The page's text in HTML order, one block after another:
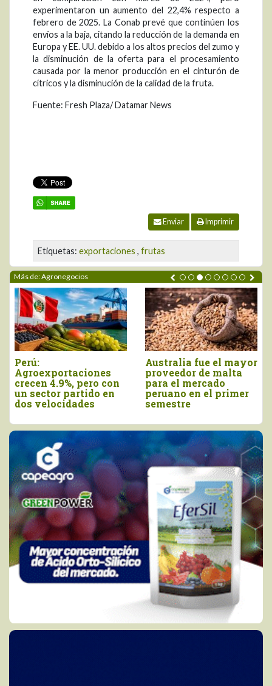
experimentaron un aumento del 22,4% respecto a
febrero de 2025. La Conab prevé que continúen los
envíos a la baja, citando la reducción de la demanda en
Europa y EE. UU. debido a los altos precios del zumo y
la disminución de la oferta para el procesamiento
causada por la menor producción en el cinturón de
cítricos y la disminución de la calidad de la fruta.
Fuente: Fresh Plaza/ Datamar News
Enviar Imprimir
Etiquetas: exportaciones , frutas
Más de: Agronegocios
4.9%, pero con
sector partido en
velocidades
Australia fue el mayor
proveedor de malta
para el mercado
peruano en el primer
semestre